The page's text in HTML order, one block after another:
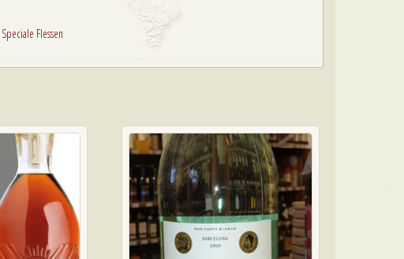
Speciale Flessen